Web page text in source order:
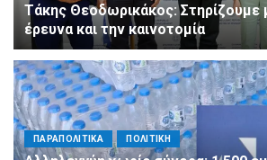
Τάκης Θεοδωρικάκος: Στηρίζουμε
έρευνα και την καινοτομία
ΠΑΡΑΠΟΛΙΤΙΚΑ ΠΟΛΙΤΙΚΗ